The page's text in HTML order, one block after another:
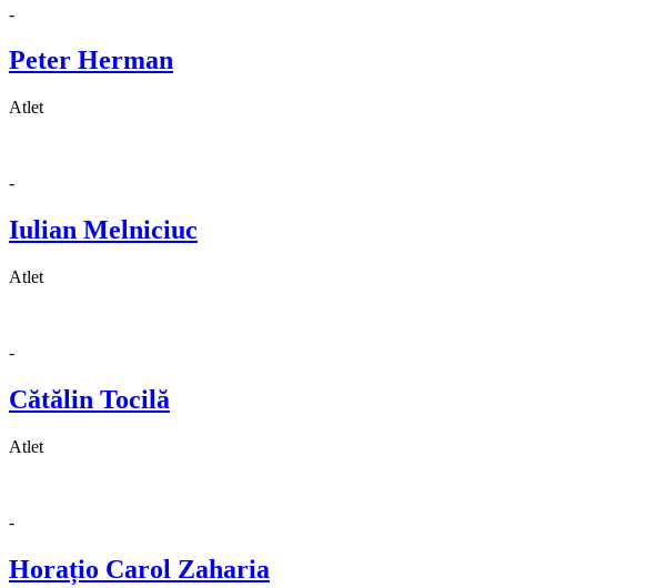
-
Peter Herman
Atlet
-
Iulian Melniciuc
Atlet
-
Cătălin Tocilă
Atlet
-
Horațio Carol Zaharia